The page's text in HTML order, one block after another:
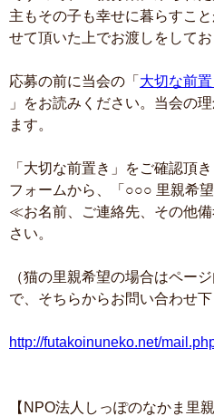
主もその子も幸せに暮らすこ
せて頂いた上でお渡しをしてお
応募の前に当会の「 大切な前置
」をお読みください。当会の
ます。
「大切な前置き」をご確認頂
フォームから、「○○○ 里親希
≪お名前、ご連絡先、その他
さい。
（猫の里親希望の場合はペー
で、そちらからお問い合わせ下
http://futakoinuneko.net/
【NPO法人しっぽのなかま里